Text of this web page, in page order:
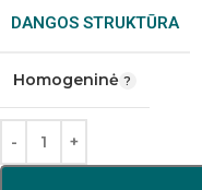
DANGOS STRUKTŪRA
Homogeninė